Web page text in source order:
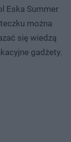
Eska Summer
można
się wiedzą
gadżety.